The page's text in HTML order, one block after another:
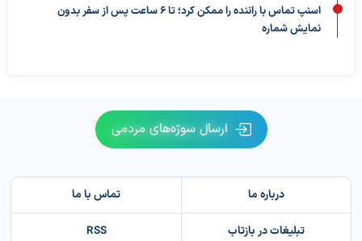
اسنپ تماس با راننده را ممکن کرد؛ تا ۶ ساعت پس از سفر بدون
نمایش شماره
ارسال سوژه‌های مردمی
درباره ما تماس با ما
تبلیغات در بازتاب RSS